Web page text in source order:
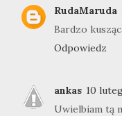
RudaMaruda
Bardzo
Odpowiedz
ankas 10
Uwielbiam tą